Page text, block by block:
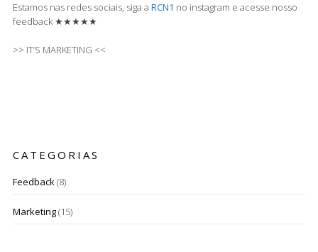
Estamos nas redes sociais, siga a RCN1 no instagram e acesse nosso
feedback ★★★★★
>> IT’S MARKETING <<
CATEGORIAS
Feedback(8)
Marketing(15)